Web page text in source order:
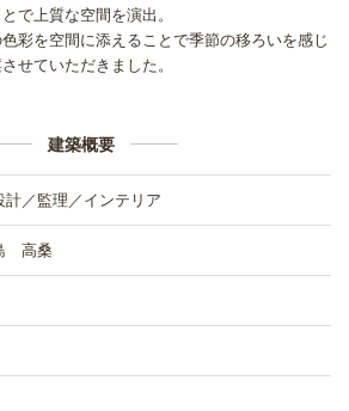
で上質な空間を演出。
彩を空間に添えることで季節の移ろいを感じ
せていただきました。
建築概要
計／監理／インテリア
高桑